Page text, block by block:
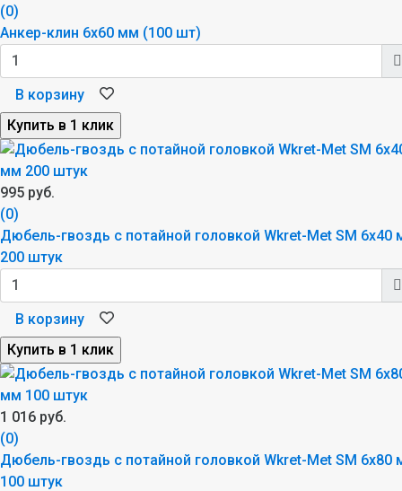
(0)
Анкер-клин 6х60 мм (100 шт)
В корзину
995 руб.
(0)
Дюбель-гвоздь с потайной головкой Wkret-Met SM 6x40
200 штук
В корзину
1 016 руб.
(0)
Дюбель-гвоздь с потайной головкой Wkret-Met SM 6x80
100 штук